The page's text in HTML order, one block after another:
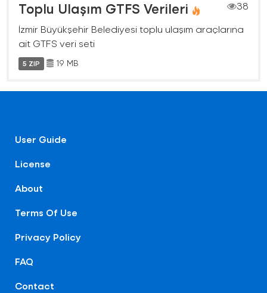
Toplu Ulaşım GTFS Verileri
38
İzmir Büyükşehir Belediyesi toplu ulaşım araçlarına
ait GTFS veri seti
5 ZIP 19 MB
User Guide
License
About
Terms Of Use
Privacy Policy
FAQ
Contact